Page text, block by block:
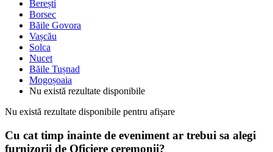
Berești
Borsec
Băile Govora
Vașcău
Solca
Nucet
Băile Tușnad
Mogoșoaia
Nu există rezultate disponibile
Nu există rezultate disponibile pentru afișare
Cu cat timp inainte de eveniment ar trebui sa alegi
furnizorii de Oficiere ceremonii?